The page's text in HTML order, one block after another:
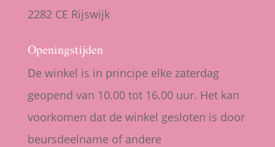
2282 CE Rijswijk
Openingstijden
De winkel is in principe elke zaterdag
geopend van 10.00 tot 16.00 uur. Het kan
voorkomen dat de winkel gesloten is door
beursdeelname of andere